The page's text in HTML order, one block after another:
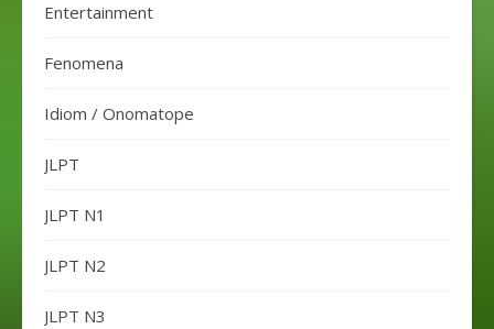
Entertainment
Fenomena
Idiom / Onomatope
JLPT
JLPT N1
JLPT N2
JLPT N3